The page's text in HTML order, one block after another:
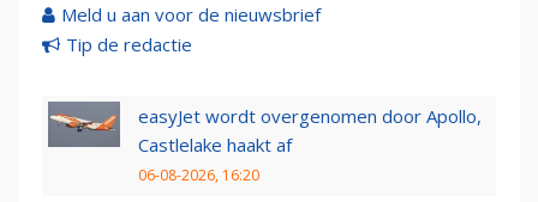
Meld u aan voor de nieuwsbrief
Tip de redactie
easyJet wordt overgenomen door Apollo,
Castlelake haakt af
06-08-2026, 16:20